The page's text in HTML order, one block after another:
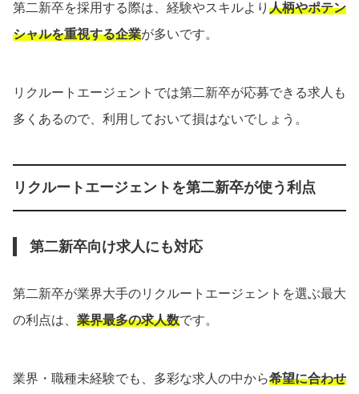
第二新卒を採用する際は、経験やスキルより 人柄やポテン
シャルを重視する企業が多いです。
リクルートエージェントでは第二新卒が応募できる求人も
多くあるので、利用しておいて損はないでしょう。
リクルートエージェントを第二新卒が使う利点
第二新卒向け求人にも対応
第二新卒が業界大手のリクルートエージェントを選ぶ最大
の利点は、 業界最多の求人数です。
業界・職種未経験でも、多彩な求人の中から希望に合わせ